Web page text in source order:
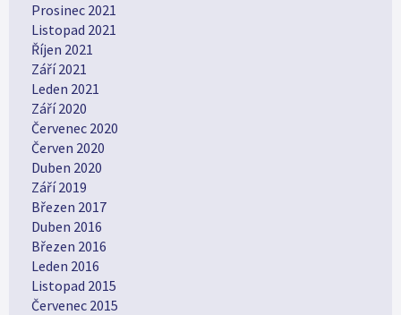
Prosinec 2021
Listopad 2021
Říjen 2021
Září 2021
Leden 2021
Září 2020
Červenec 2020
Červen 2020
Duben 2020
Září 2019
Březen 2017
Duben 2016
Březen 2016
Leden 2016
Listopad 2015
Červenec 2015